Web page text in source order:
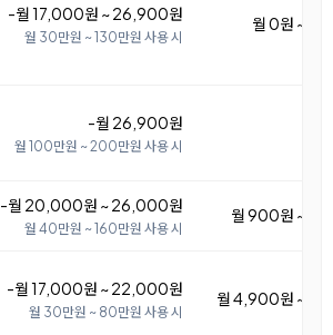
-월 17,000원 ~ 26,900원
월 30만원 ~ 130만원 사용 시
월 0원 ~
-월 26,900원
월 100만원 ~ 200만원 사용 시
-월 20,000원 ~ 26,000원
월 40만원 ~ 160만원 사용 시
월 900원 ~
-월 17,000원 ~ 22,000원
월 30만원 ~ 80만원 사용 시
월 4,900원 ~